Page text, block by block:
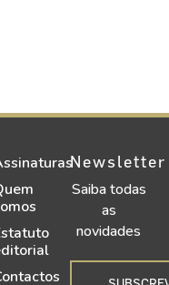
Newsletter
Saiba todas
as
novidades